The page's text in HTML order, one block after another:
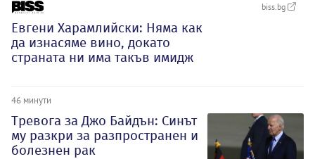
biss.bg
Евгени Харамлийски: Няма как
да изнасяме вино, докато
страната ни има такъв имидж
46 минути
Тревога за Джо Байдън: Синът
му разкри за разпространен и
болезнен рак